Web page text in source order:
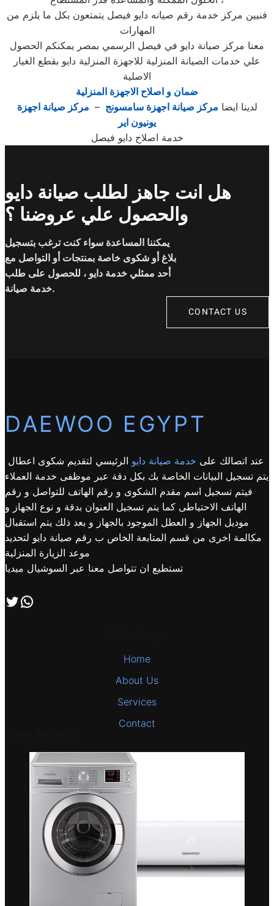
فنيين مركز خدمة رقم صيانه دايو فيصل يتمتعون بكل ما يلزم من
المهارات
معنا مركز صيانة دايو في فيصل الرسمي بمصر يمكنكم الحصول
علي خدمات الصيانة المنزلية للاجهزة المنزلية دايو بقطع الغيار
الاصلية
ضمان و اصلاح الاجهزة المنزلية
لدينا ايضا مركز صيانة اجهزة سامسونج – مركز صيانة اجهزة
يونيون اير
خدمة اصلاح دايو فيصل
هل انت جاهز لطلب صيانة دايو
والحصول علي عروضنا ؟
يمكننا المساعدة سواء كنت ترغب بتسجيل
بلاغ أو شكوى خاصة بمنتجات أو التواصل مع
أحد ممثلي خدمة دايو ، للحصول على طلب
خدمة صيانة.
CONTACT US
DAEWOO EGYPT
عند اتصالك على خدمة صيانة دايو الرئيسي لتقديم شكوى اعطال
يتم تسجيل البيانات الخاصة بك بكل دقة عبر موظفى خدمة العملاء
فيتم تسجيل اسم مقدم الشكوى و رقم الهاتف للتواصل و رقم
الهاتف الاحتياطى كما يتم تسجيل العنوان بدقة و نوع الجهاز و
موديل الجهاز و العطل الموجود بالجهاز و بعد ذلك يتم استقبال
مكالمة اخرى من قسم المتابعة الخاص ب رقم صيانة دايو لتحديد
موعد الزيارة المنزلية
تستطيع ان تتواصل معنا عبر السوشيال ميديا
تابعنا علي صفحة التويتر اتصل بنا علي طريق الوتساب
Home
About Us
Services
Contact